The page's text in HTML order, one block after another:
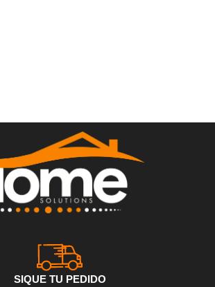
SIQUE TU PEDIDO